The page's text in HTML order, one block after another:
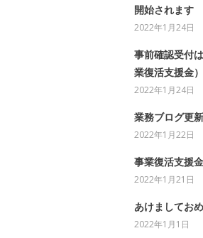
開始されます
2022年1月24日
事前確認受付
業復活支援金）
2022年1月24日
業務ブログ更
2022年1月22日
事業復活支援
2022年1月21日
あけましてお
2022年1月1日